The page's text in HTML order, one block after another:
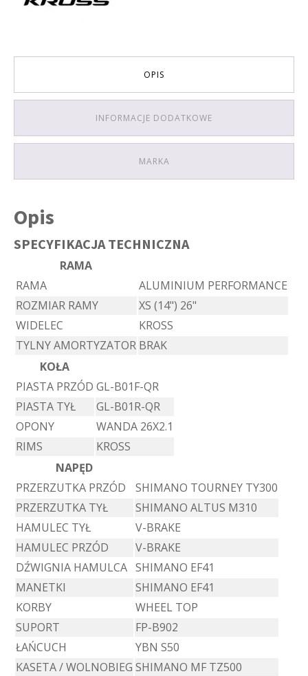
SZARY
OPIS
INFORMACJE DODATKOWE
MARKA
Opis
SPECYFIKACJA TECHNICZNA
RAMA
RAMA
ALUMINIUM PERFORMANCE
ROZMIAR RAMY
XS (14") 26"
WIDELEC
KROSS
TYLNY AMORTYZATOR BRAK
KOŁA
PIASTA PRZÓD GL-B01F-QR
PIASTA TYŁ
GL-B01R-QR
OPONY
WANDA 26X2.1
RIMS
KROSS
NAPĘD
PRZERZUTKA PRZÓD
SHIMANO TOURNEY TY300
PRZERZUTKA TYŁ
SHIMANO ALTUS M310
HAMULEC TYŁ
V-BRAKE
HAMULEC PRZÓD
V-BRAKE
DŹWIGNIA HAMULCA SHIMANO EF41
MANETKI
SHIMANO EF41
KORBY
WHEEL TOP
SUPORT
FP-B902
ŁAŃCUCH
YBN S50
KASETA / WOLNOBIEG SHIMANO MF TZ500